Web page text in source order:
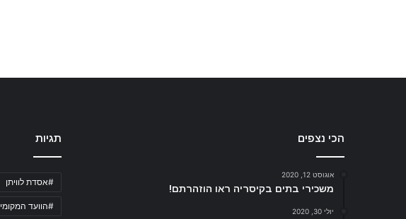
הכי נצפים
אוגוסט 12, 2020
משכירי בתים בקיסריה ראו הוזהרתם!
יולי 30, 2020
תגיות
#אסדת לוויתן
#הוועד המקומי